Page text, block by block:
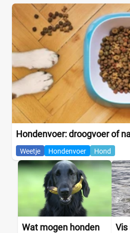
Hondenvoer: droogvoer of
Weetje Hondenvoer Hond
Wat mogen honden
Vis